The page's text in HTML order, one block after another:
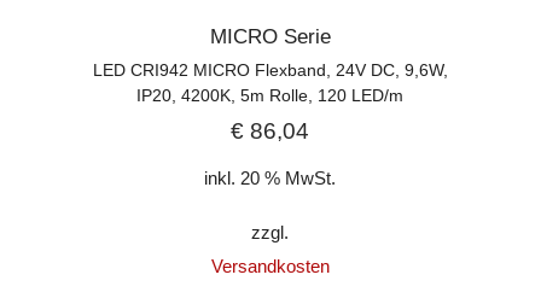
MICRO Serie
LED CRI942 MICRO Flexband, 24V DC, 9,6W,
IP20, 4200K, 5m Rolle, 120 LED/m
€ 86,04
inkl. 20 % MwSt.
zzgl.
Versandkosten